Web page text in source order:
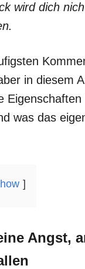
wird dich
in diesem
was das
Angst,